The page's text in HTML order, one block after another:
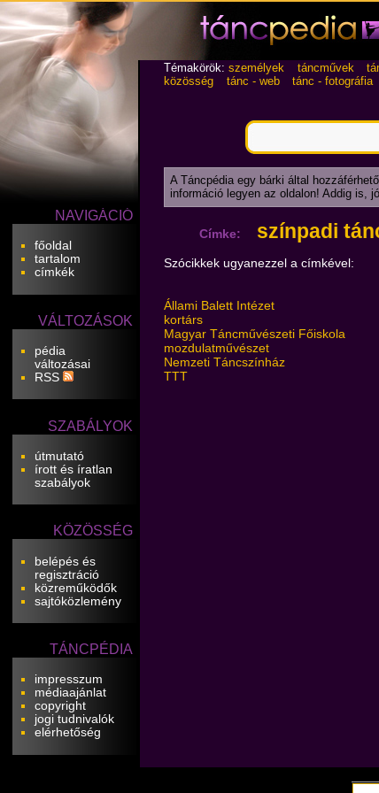
NAVIGÁCIÓ
főoldal
tartalom
címkék
VÁLTOZÁSOK
pédia
változásai
RSS
SZABÁLYOK
útmutató
írott és íratlan
szabályok
KÖZÖSSÉG
belépés és
regisztráció
közreműködők
sajtóközlemény
TÁNCPÉDIA
impresszum
médiaajánlat
copyright
jogi tudnivalók
elérhetőség
Témakörök: személyek táncművek
közösség
tánc - web tánc - fotográfia
A Táncpédia egy bárki által
információ legyen az oldalon! Addig is,
Címke: színpadi
Szócikkek ugyanezzel a címkével:
Állami Balett Intézet
kortárs
Magyar Táncművészeti Főiskola
mozdulatművészet
Nemzeti Táncszínház
TTT